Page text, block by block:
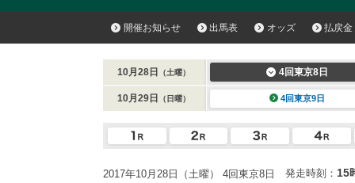
開催お知らせ 出馬表 オッズ 払戻金
10月28日 （土曜） 4回東京8日
10月29日 （日曜） 4回東京9日
2017年10月28日（土曜） 4回東京8日 発走時刻： 15